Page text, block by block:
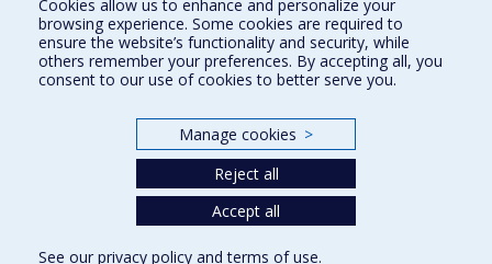
Plan du site
Accessibilité
Cookies allow us to enhance and personalize your
browsing experience. Some cookies are required to
ensure the website’s functionality and security, while
others remember your preferences. By accepting all, you
consent to our use of cookies to better serve you.
Manage cookies >
Reject all
Accept all
See our privacy policy andterms of use.